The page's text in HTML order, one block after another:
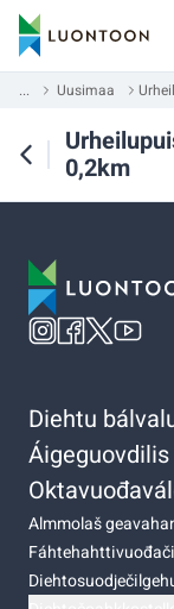
... Uusimaa
0,2km
Diehtu
Áigeguovdilis
Almmolaš